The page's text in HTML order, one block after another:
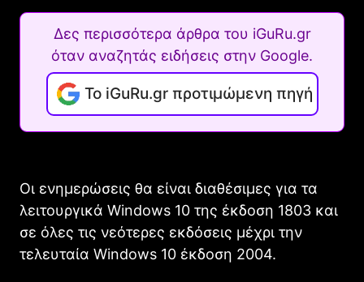
Δες περισσότερα άρθρα του iGuRu.gr
όταν αναζητάς ειδήσεις στην Google.
Το iGuRu.gr προτιμώμενη πηγή
Οι ενημερώσεις θα είναι διαθέσιμες για τα
λειτουργικά Windows 10 της έκδοση 1803 και
σε όλες τις νεότερες εκδόσεις μέχρι την
τελευταία Windows 10 έκδοση 2004.